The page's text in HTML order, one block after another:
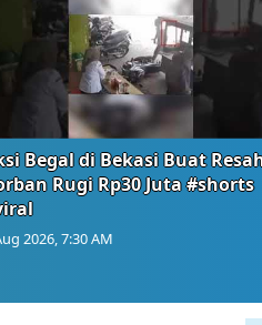
Begal di Bekasi Buat
Rugi Rp30 Juta #shorts
2026, 7:30 AM